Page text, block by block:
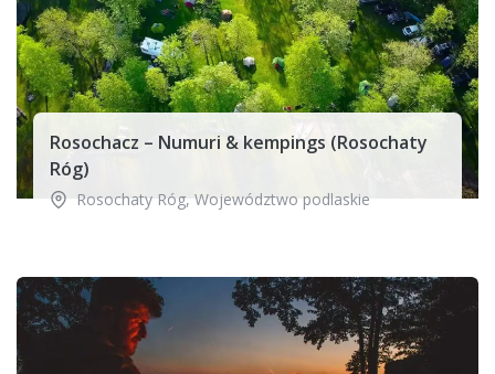
Rosochacz – Numuri & kempings (Rosochaty
Róg)
Rosochaty Róg, Województwo podlaskie